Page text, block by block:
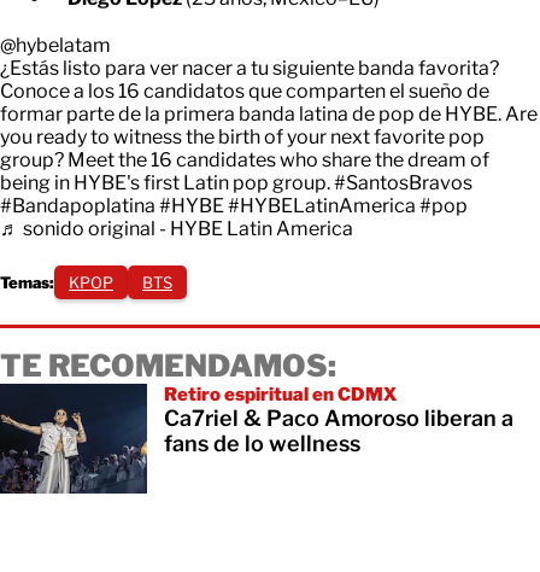
@hybelatam
¿Estás listo para ver nacer a tu siguiente banda favorita?
Conoce a los 16 candidatos que comparten el sueño de
formar parte de la primera banda latina de pop de HYBE. Are
you ready to witness the birth of your next favorite pop
group? Meet the 16 candidates who share the dream of
being in HYBE's first Latin pop group.#SantosBravos
#Bandapoplatina #HYBE #HYBELatinAmerica #pop
♬ sonido original - HYBE Latin America
Temas: KPOP BTS
TE RECOMENDAMOS:
Retiro espiritual en CDMX
Ca7riel & Paco Amoroso liberan a
fans de lo wellness